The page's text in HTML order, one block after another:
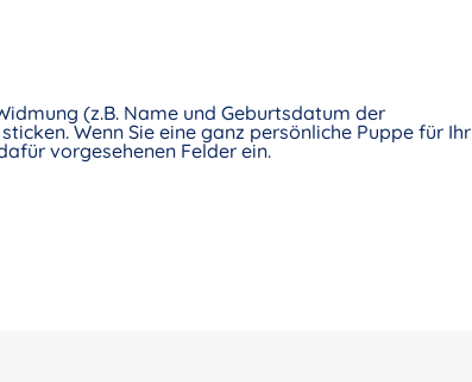
(z.B. Name und Geburtsdatum der
Wenn Sie eine ganz persönliche Puppe für Ihr
vorgesehenen Felder ein.